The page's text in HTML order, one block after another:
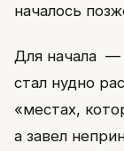
началось
Для начала —
стал нудно
«местах,
а завел